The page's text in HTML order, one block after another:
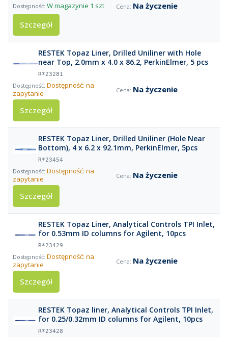
W magazynie 1 szt
Na życzenie
Szczegół
RESTEK Topaz Liner, Drilled Uniliner with Hole
near Top, 2.0mm x 4.0 x 86.2, PerkinElmer, 5 pcs
R*23281
Dostępność: na
zapytanie
Na życzenie
Szczegół
RESTEK Topaz Liner, Drilled Uniliner (Hole Near
Bottom), 4 x 6.2 x 92.1mm, PerkinElmer, 5pcs
R*23454
Dostępność: na
zapytanie
Na życzenie
Szczegół
RESTEK Topaz Liner, Analytical Controls TPI Inlet,
for 0.53mm ID columns for Agilent, 10pcs
R*23429
Dostępność: na
zapytanie
Na życzenie
Szczegół
RESTEK Topaz liner, Analytical Controls TPI Inlet,
for 0.25/0.32mm ID columns for Agilent, 10pcs
R*23428